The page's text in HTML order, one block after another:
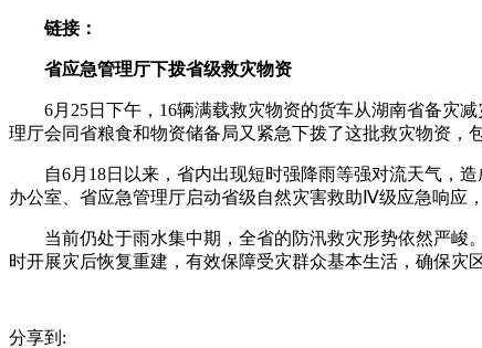
链接：
省应急管理厅下拨省级救灾物资
6月25日下午，16辆满载救灾物资的货车从湖南省备灾
理厅会同省粮食和物资储备局又紧急下拨了这批救灾物资，
自6月18日以来，省内出现短时强降雨等强对流天气，
办公室、省应急管理厅启动省级自然灾害救助Ⅳ级应急响应
当前仍处于雨水集中期，全省的防汛救灾形势依然严峻
时开展灾后恢复重建，有效保障受灾群众基本生活，确保灾
分享到: